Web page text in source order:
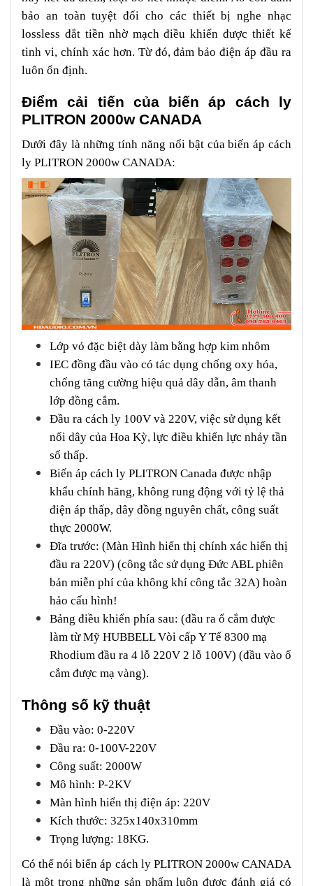
bảo an toàn tuyệt đối cho các thiết bị nghe nhạc
lossless đắt tiền nhờ mạch điều khiển được thiết kế
tinh vi, chính xác hơn. Từ đó, đảm bảo điện áp đầu ra
luôn ổn định.
Điểm cải tiến của biến áp cách ly
PLITRON 2000w CANADA
Dưới đây là những tính năng nổi bật của biến áp cách
ly PLITRON 2000w CANADA:
Lớp vỏ đặc biệt dày làm bằng hợp kim nhôm
IEC đồng đầu vào có tác dụng chống oxy hóa,
chống tăng cường hiệu quả dây dẫn, âm thanh
lớp đồng cắm.
Đầu ra cách ly 100V và 220V, việc sử dụng kết
nối dây của Hoa Kỳ, lực điều khiển lực nhảy tần
số thấp.
Biến áp cách ly PLITRON Canada được nhập
khẩu chính hãng, không rung động với tỷ lệ thả
điện áp thấp, dây đồng nguyên chất, công suất
thực 2000W.
Đĩa trước: (Màn Hình hiển thị chính xác hiển thị
đầu ra 220V) (công tắc sử dụng Đức ABL phiên
bản miễn phí của không khí công tắc 32A) hoàn
hảo cấu hình!
Bảng điều khiển phía sau: (đầu ra ổ cắm được
làm từ Mỹ HUBBELL Vòi cấp Y Tế 8300 mạ
Rhodium đầu ra 4 lỗ 220V 2 lỗ 100V) (đầu vào ổ
cắm được mạ vàng).
Thông số kỹ thuật
Đầu vào: 0-220V
Đầu ra: 0-100V-220V
Công suất: 2000W
Mô hình: P-2KV
Màn hình hiển thị điện áp: 220V
Kích thước: 325x140x310mm
Trọng lượng: 18KG.
Có thể nói biến áp cách ly PLITRON 2000w CANADA
là một trong những sản phẩm luôn được đánh giá có